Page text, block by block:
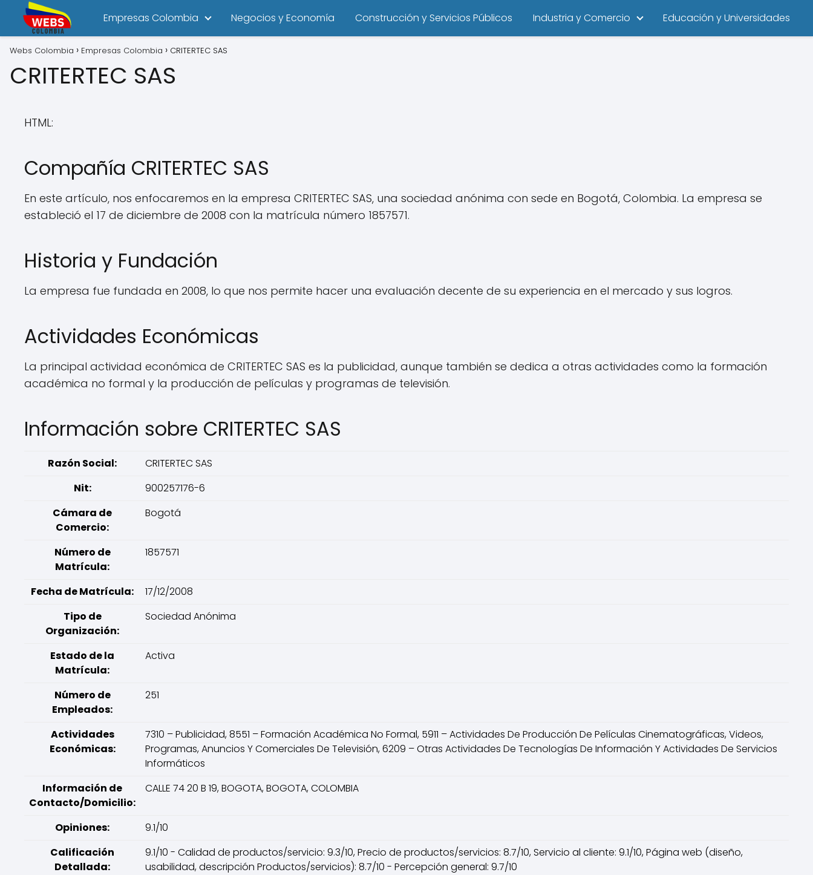
Empresas Colombia Negocios y Economía Construcción y Servicios Públicos Industria y Comercio Educación y Universidades
Webs Colombia Empresas Colombia CRITERTEC SAS
CRITERTEC SAS
HTML:
Compañía CRITERTEC SAS
En este artículo, nos enfocaremos en la empresa CRITERTEC SAS, una sociedad anónima con sede en Bogotá, Colombia. La empresa se
estableció el 17 de diciembre de 2008 con la matrícula número 1857571.
Historia y Fundación
La empresa fue fundada en 2008, lo que nos permite hacer una evaluación decente de su experiencia en el mercado y sus logros.
Actividades Económicas
La principal actividad económica de CRITERTEC SAS es la publicidad, aunque también se dedica a otras actividades como la formación
académica no formal y la producción de películas y programas de televisión.
Información sobre CRITERTEC SAS
Razón Social:
CRITERTEC SAS
Nit:
900257176-6
Cámara de
Comercio:
Bogotá
Número de
Matrícula:
1857571
Fecha de Matrícula:
17/12/2008
Tipo de
Organización:
Sociedad Anónima
Estado de la
Matrícula:
Activa
Número de
Empleados:
251
Actividades
Económicas:
7310 – Publicidad, 8551 – Formación Académica No Formal, 5911 – Actividades De Producción De Películas Cinematográficas, Videos,
Programas, Anuncios Y Comerciales De Televisión, 6209 – Otras Actividades De Tecnologías De Información Y Actividades De Servicios
Informáticos
Información de
Contacto/Domicilio:
CALLE 74 20 B 19, BOGOTA, BOGOTA, COLOMBIA
Opiniones:
9.1/10
Calificación
Detallada:
9.1/10 - Calidad de productos/servicio: 9.3/10, Precio de productos/servicios: 8.7/10, Servicio al cliente: 9.1/10, Página web (diseño,
usabilidad, descripción Productos/servicios): 8.7/10 - Percepción general: 9.7/10